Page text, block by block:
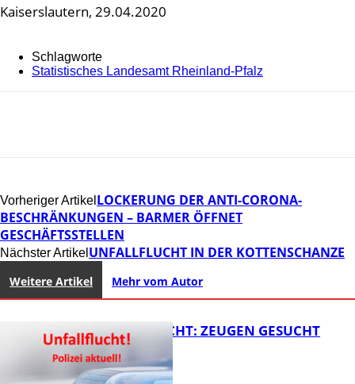
Kaiserslautern, 29.04.2020
Schlagworte
Statistisches Landesamt Rheinland-Pfalz
Vorheriger Artikel LOCKERUNG DER ANTI-CORONA-
BESCHRÄNKUNGEN – BARMER ÖFFNET
GESCHÄFTSSTELLEN
Nächster Artikel UNFALLFLUCHT IN DER KOTTENSCHANZE
Weitere Artikel Mehr vom Autor
UNFALLFLUCHT: ZEUGEN GESUCHT